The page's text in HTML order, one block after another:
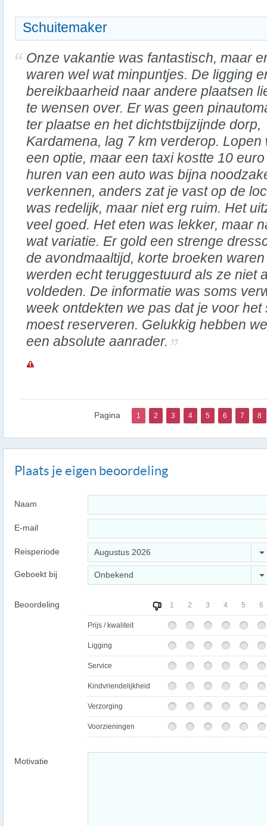
Schuitemaker
Onze vakantie was fantastisch, maar
waren wel wat minpuntjes. De ligging
bereikbaarheid naar andere plaatsen
te wensen over. Er was geen
ter plaatse en het dichtstbijzijnde dorp,
Kardamena, lag 7 km verderop. Lopen
een optie, maar een taxi kostte 10
huren van een auto was bijna
verkennen, anders zat je vast op de
was redelijk, maar niet erg ruim. Het
veel goed. Het eten was lekker, maar
wat variatie. Er gold een strenge
de avondmaaltijd, korte broeken
werden echt teruggestuurd als ze niet
voldeden. De informatie was soms
week ontdekten we pas dat je voor
moest reserveren. Gelukkig hebben
een absolute aanrader.
Pagina 1 2 3 4 5 6 7 8
Plaats je eigen beoordeling
Naam
E-mail
Reisperiode Augustus 2026
Geboekt bij Onbekend
Beoordeling 1 2 3 4 5 6
Prijs / kwaliteit
Ligging
Service
Kindvriendelijkheid
Verzorging
Voorzieningen
Motivatie